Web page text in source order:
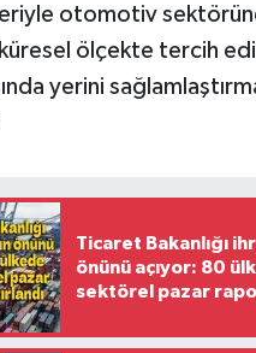
otomotiv
ölçekte tercih
yerini
Ticaret Bakanlığı
önünü açıyor: 80
sektörel pazar